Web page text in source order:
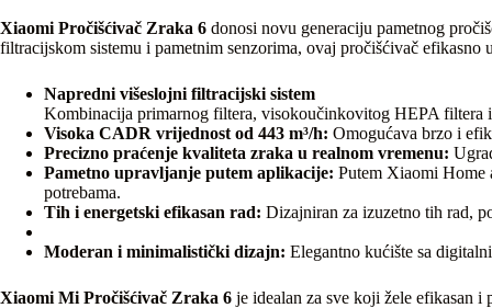
Xiaomi Pročišćivač Zraka 6 donosi novu generaciju pametnog
filtracijskom sistemu i pametnim senzorima, ovaj pročišćivač
Napredni višeslojni filtracijski sistem
Kombinacija primarnog filtera, visokoučinkovitog HEPA
Visoka CADR vrijednost od 443 m³/h: Omogućava brzo i
Precizno praćenje kvaliteta zraka u realnom vremenu:
Pametno upravljanje putem aplikacije: Putem Xiaomi Home
potrebama.
Tih i energetski efikasan rad: Dizajniran za izuzetno tih rad,
Moderan i minimalistički dizajn: Elegantno kućište sa
Xiaomi Mi Pročišćivač Zraka 6 je idealan za sve koji žele efikasan i